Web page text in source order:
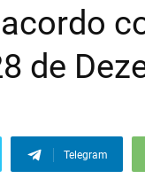
de
Telegram